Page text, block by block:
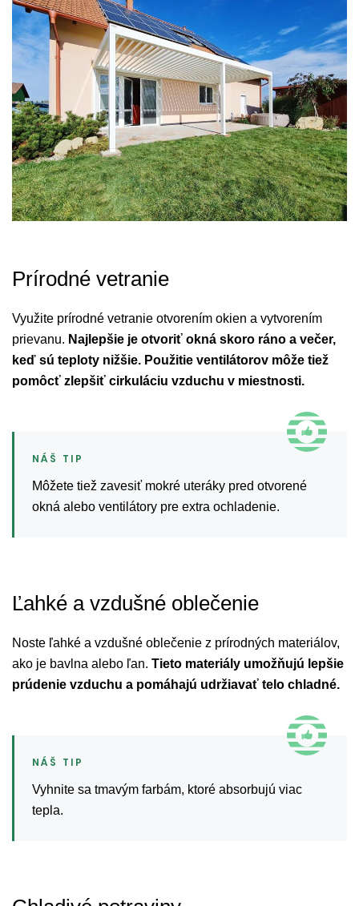
Prírodné vetranie
Využite prírodné vetranie otvorením okien a vytvorením
prievanu. Najlepšie je otvoriť okná skoro ráno a večer,
keď sú teploty nižšie. Použitie ventilátorov môže tiež
pomôcť zlepšiť cirkuláciu vzduchu v miestnosti.
Môžete tiež zavesiť mokré uteráky pred otvorené
okná alebo ventilátory pre extra ochladenie.
Ľahké a vzdušné oblečenie
Noste ľahké a vzdušné oblečenie z prírodných materiálov,
ako je bavlna alebo ľan. Tieto materiály umožňujú lepšie
prúdenie vzduchu a pomáhajú udržiavať telo chladné.
Vyhnite sa tmavým farbám, ktoré absorbujú viac
tepla.